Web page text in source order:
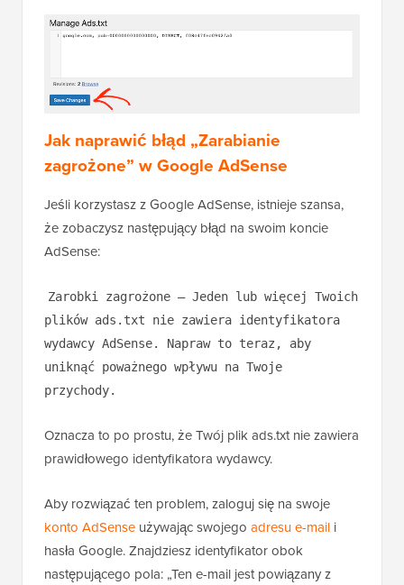
Jak naprawić błąd „Zarabianie
zagrożone” w Google AdSense
Jeśli korzystasz z Google AdSense, istnieje szansa,
że zobaczysz następujący błąd na swoim koncie
AdSense:
Zarobki zagrożone – Jeden lub więcej Twoich
plików ads.txt nie zawiera identyfikatora
wydawcy AdSense. Napraw to teraz, aby
uniknąć poważnego wpływu na Twoje
przychody.
Oznacza to po prostu, że Twój plik ads.txt nie zawiera
prawidłowego identyfikatora wydawcy.
Aby rozwiązać ten problem, zaloguj się na swoje
konto AdSense używając swojego adresu e-mail i
hasła Google. Znajdziesz identyfikator obok
następującego pola: „Ten e-mail jest powiązany z